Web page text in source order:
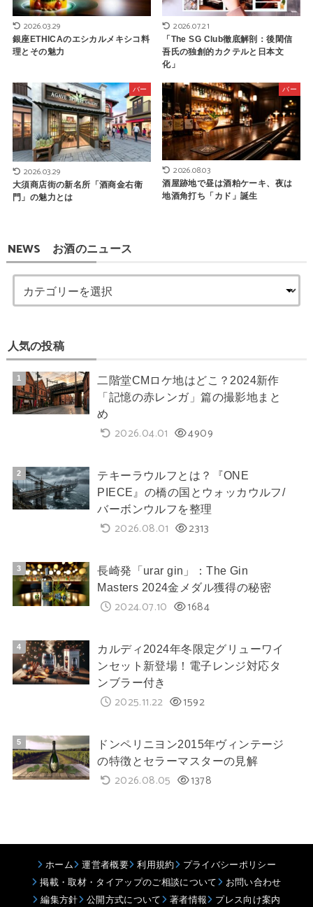
2026.03.29
銀座ETHICAのエシカルメキシコ料
理とその魅力
2026.07.21
「The SG Club徹底解剖：後閑信
吾氏の独創的カクテルと日本文
化」
バー
2026.03.29
大須商店街の新名所「酒商金右衛
門」の魅力とは
バー
2026.08.03
酒屋跡地で昼は酒粕ケーキ、夜は
地酒角打ち「カド」誕生
NEWS お酒のニュース
人気の投稿
二階堂CMロケ地はどこ？2024新作
「記憶の赤レンガ」篇の撮影地まと
め
2026.04.01 4909
テキーラウルフとは？『ONE
PIECE』の橋の国とウォッカウルフ/
バーボンウルフを整理
2026.08.01 2313
長崎発「urar gin」：The Gin
Masters 2024金メダル獲得の秘密
2024.07.10 1684
カルディ2024年冬限定グリューワイ
ンセット新登場！電子レンジ対応タ
ンブラー付き
2025.11.22 1592
ドンペリニヨン2015年ヴィンテージ
の特徴とセラーマスターの見解
2026.08.05 1378
ホーム 運営者概要 利用規約
プライバシーポリシー
掲載・取材・タイアップのご相談について
お問い合わせ
編集方針
公開方式について 著者情報 プレス向け案内